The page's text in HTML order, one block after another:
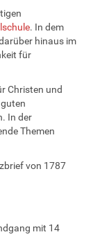
. In dem
hinaus im
für
Christen und
In der
Themen
von 1787
mit 14